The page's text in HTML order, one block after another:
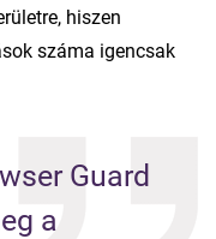
hiszen
száma igencsak
Guard
a